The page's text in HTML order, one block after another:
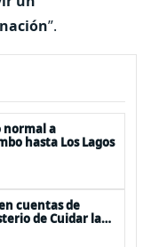
”.
normal a
hasta Los Lagos
cuentas de
de Cuidar la